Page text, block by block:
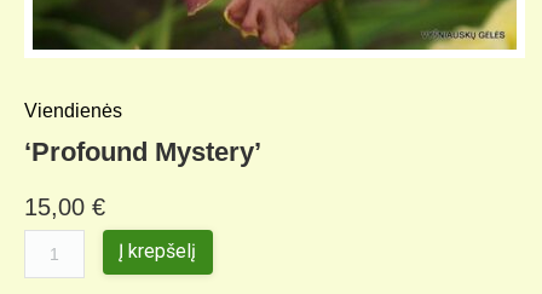
Viendienės
‘Profound Mystery’
15,00 €
Į krepšelį